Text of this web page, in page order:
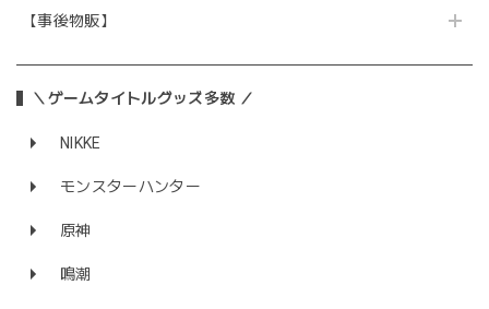
【事後物販】
＼ゲームタイトルグッズ多数 ／
NIKKE
モンスターハンター
原神
鳴潮